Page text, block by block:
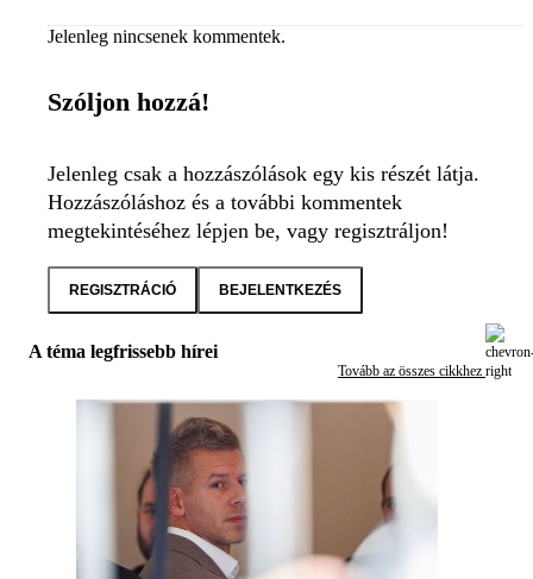
Jelenleg nincsenek kommentek.
Szóljon hozzá!
Jelenleg csak a hozzászólások egy kis részét látja.
Hozzászóláshoz és a további kommentek
megtekintéséhez lépjen be, vagy regisztráljon!
REGISZTRÁCIÓ BEJELENTKEZÉS
A téma legfrissebb hírei
Tovább az összes cikkhez